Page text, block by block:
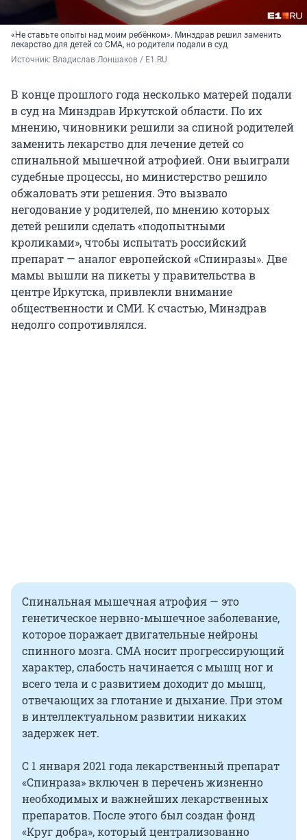
«Не ставьте опыты над моим ребёнком». Минздрав решил заменить
лекарство для детей со СМА, но родители подали в суд
Источник: Владислав Лоншаков / E1.RU
В конце прошлого года несколько матерей подали
в суд на Минздрав Иркутской области. По их
мнению, чиновники решили за спиной родителей
заменить лекарство для лечение детей со
спинальной мышечной атрофией. Они выиграли
судебные процессы, но министерство решило
обжаловать эти решения. Это вызвало
негодование у родителей, по мнению которых
детей решили сделать «подопытными
кроликами», чтобы испытать российский
препарат — аналог европейской «Спинразы». Две
мамы вышли на пикеты у правительства в
центре Иркутска, привлекли внимание
общественности и СМИ. К счастью, Минздрав
недолго сопротивлялся.
Спинальная мышечная атрофия — это
генетическое нервно-мышечное заболевание,
которое поражает двигательные нейроны
спинного мозга. СМА носит прогрессирующий
характер, слабость начинается с мышц ног и
всего тела и с развитием доходит до мышц,
отвечающих за глотание и дыхание. При этом
в интеллектуальном развитии никаких
задержек нет.
С 1 января 2021 года лекарственный препарат
«Спинраза» включен в перечень жизненно
необходимых и важнейших лекарственных
препаратов. После этого был создан фонд
«Круг добра», который централизованно